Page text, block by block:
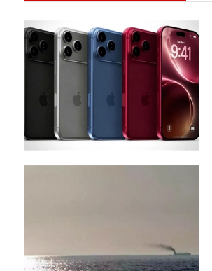
Bộ Quốc phòng
Bác Hồ
Bộ Y tế
Bão tuyết
Bệnh viện
Bản quyền
Bảo tàng
Blockchain
Biến chủng